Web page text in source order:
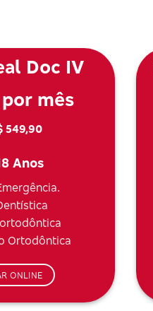
Doc IV
por mês
549,90
Anos
Ortodôntica
ONLINE